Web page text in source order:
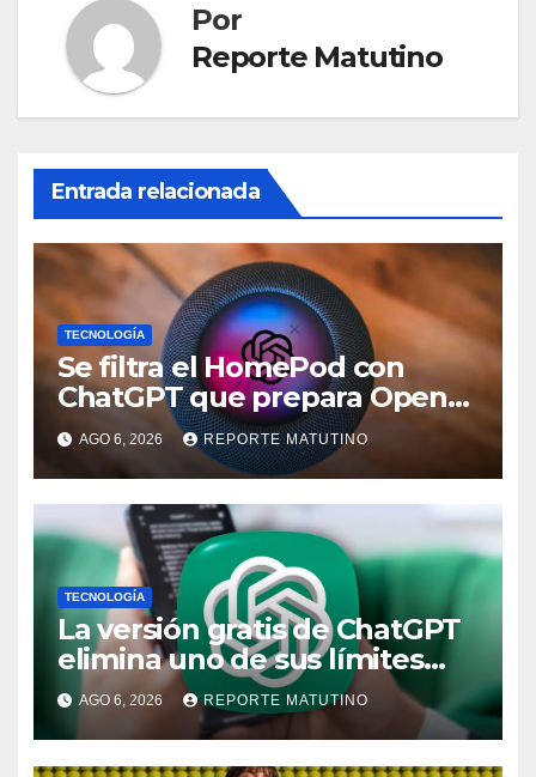
Por
Reporte Matutino
Entrada relacionada
TECNOLOGÍA
Se filtra el HomePod con
ChatGPT que prepara OpenAI
y su diseño es una locura
AGO 6, 2026 REPORTE MATUTINO
TECNOLOGÍA
La versión gratis de ChatGPT
elimina uno de sus límites
más pedidos y ahora es más
útil
AGO 6, 2026 REPORTE MATUTINO